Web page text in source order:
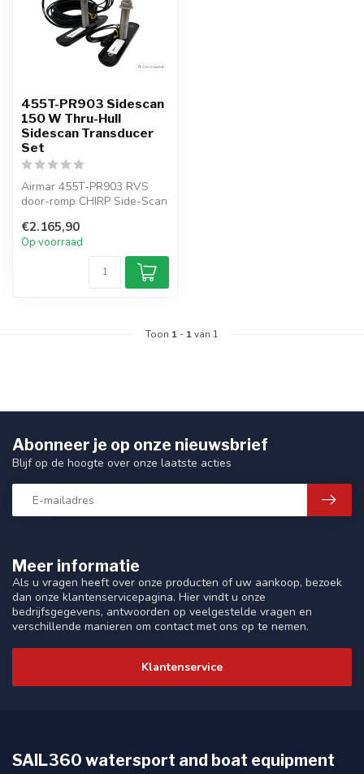
455T-PR903 Sidescan
150 W Thru-Hull
Sidescan Transducer
Set
Airmar 455T-PR903 RVS
door-romp CHIRP Side-Scan
unit op...
€2.165,90
Op voorraad
Toon 1 - 1van 1
Meer informatie
Als u vragen heeft over onze producten of uw aankoop, bezoek
dan onze klantenservicepagina. Hier vindt u onze
bedrijfsgegevens, antwoorden op veelgestelde vragen en
verschillende manieren om contact met ons op te nemen.
Klantenservice
Abonneer je op onze nieuwsbrief
Blijf op de hoogte over onze laatste acties
SAIL360 watersport and boat equipment